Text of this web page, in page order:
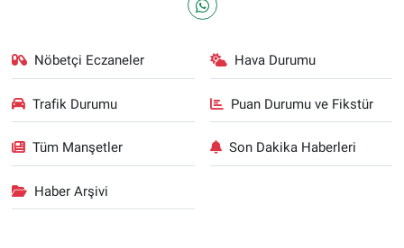
Nöbetçi Eczaneler Hava Durumu
Trafik Durumu Puan Durumu ve Fikstür
Tüm Manşetler Son Dakika Haberleri
Haber Arşivi